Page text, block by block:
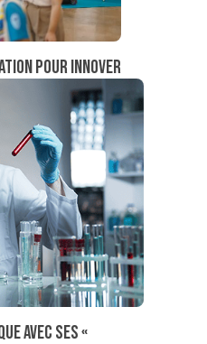
pour innover
avec ses «